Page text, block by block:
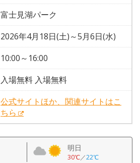
富士見湖パーク
2026年4月18日(土)～5月6日(水)
10:00～16:00
入場無料 入場無料
公式サイトほか、関連サイトはこ
ちら
明日
30℃／22℃